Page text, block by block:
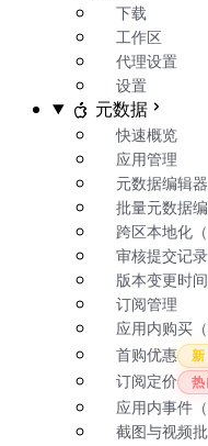
下载
工作区
代理设置
设置
元数据
快速概览
应用管理
元数据编辑器
批量元数据
跨区本地化
审核提交记录
版本变更时
订阅管理
应用内购买
首购优惠 新
订阅定价 热
应用内事件
截图与视频